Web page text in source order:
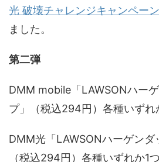
光 破壊チャレンジキャンペーン
ました。
第二弾
DMM mobile「LAWSONハー
プ」（税込294円）各種いず
DMM光「LAWSONハーゲンダ
（税込294円）各種いずれか